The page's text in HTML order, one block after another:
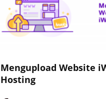
Mengupload Website
Hosting